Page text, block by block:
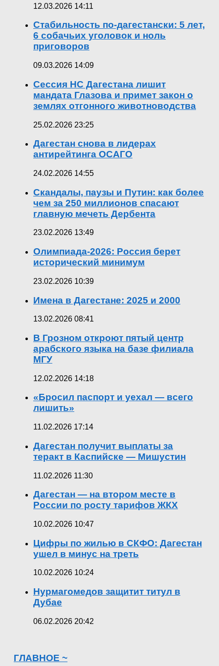
12.03.2026 14:11
Стабильность по-дагестански: 5 лет,
6 собачьих уголовок и ноль
приговоров
09.03.2026 14:09
Сессия НС Дагестана лишит
мандата Глазова и примет закон о
землях отгонного животноводства
25.02.2026 23:25
Дагестан снова в лидерах
антирейтинга ОСАГО
24.02.2026 14:55
Скандалы, паузы и Путин: как более
чем за 250 миллионов спасают
главную мечеть Дербента
23.02.2026 13:49
Олимпиада-2026: Россия берет
исторический минимум
23.02.2026 10:39
Имена в Дагестане: 2025 и 2000
13.02.2026 08:41
В Грозном откроют пятый центр
арабского языка на базе филиала
МГУ
12.02.2026 14:18
«Бросил паспорт и уехал — всего
лишить»
11.02.2026 17:14
Дагестан получит выплаты за
теракт в Каспийске — Мишустин
11.02.2026 11:30
Дагестан — на втором месте в
России по росту тарифов ЖКХ
10.02.2026 10:47
Цифры по жилью в СКФО: Дагестан
ушел в минус на треть
10.02.2026 10:24
Нурмагомедов защитит титул в
Дубае
06.02.2026 20:42
ГЛАВНОЕ ~